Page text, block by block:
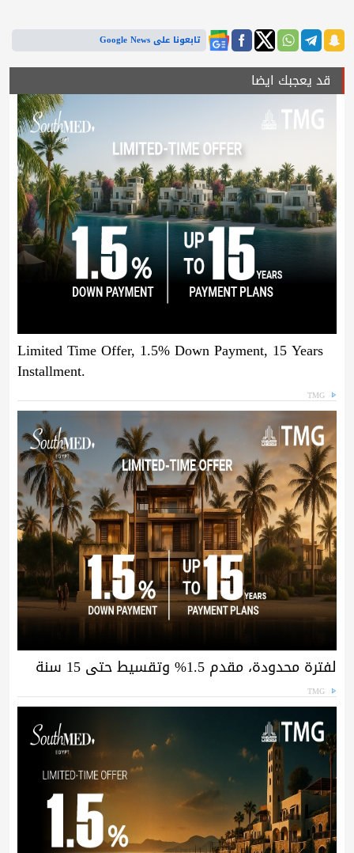
تابعونا على Google News
قد يعجبك ايضا
Limited Time Offer, 1.5% Down Payment, 15 Years
Installment.
TMG
لفترة محدودة، مقدم 1.5% وتقسيط حتى 15 سنة
TMG